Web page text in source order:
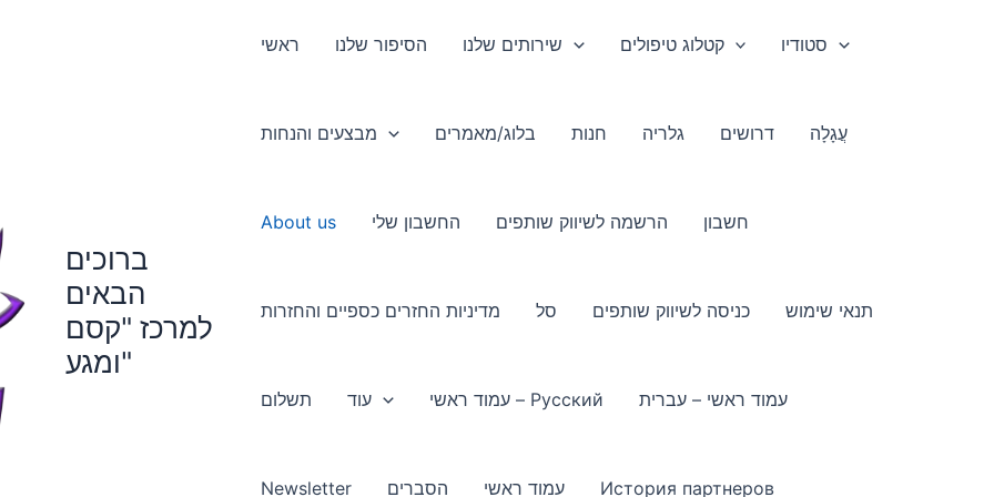
ברוכים
הבאים
למרכז "קסם
ומגע"
ראשי הסיפור שלנו שירותים שלנו קטלוג טיפולים סטודיו
מבצעים והנחות בלוג/מאמרים חנות גלריה דרושים עֲגָלָה
About us החשבון שלי הרשמה לשיווק שותפים חשבון
מדיניות החזרים כספיים והחזרות סל כניסה לשיווק שותפים תנאי שימוש
תשלום עוד עמוד ראשי – Русский עמוד ראשי – עברית
Newsletter הסברים עמוד ראשי История партнеров